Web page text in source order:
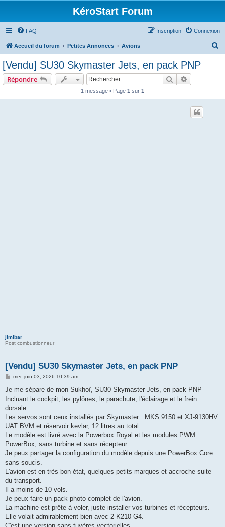
KéroStart Forum
FAQ Connexion
Inscription
Accueil du forum Petites Annonces Avions
[Vendu] SU30 Skymaster Jets, en pack PNP
Répondre Rechercher
1 message • Page 1 sur 1
jimibar
Post combustionneur
[Vendu] SU30 Skymaster Jets, en pack PNP
M
s
a
g
mer. juin 03, 2026 10:39 am
Je me sépare de mon Sukhoï, SU30 Skymaster Jets, en pack PNP
Incluant le cockpit, les pylônes, le parachute, l'éclairage et le frein
dorsale.
Les servos sont ceux installés par Skymaster : MKS 9150 et XJ-9130HV.
UAT BVM et réservoir kevlar, 12 litres au total.
Le modèle est livré avec la Powerbox Royal et les modules PWM
PowerBox, sans turbine et sans récepteur.
Je peux partager la configuration du modèle depuis une PowerBox Core
sans soucis.
L'avion est en très bon état, quelques petits marques et accroche suite
du transport.
Il a moins de 10 vols.
Je peux faire un pack photo complet de l'avion.
La machine est prête à voler, juste installer vos turbines et récepteurs.
Elle volait admirablement bien avec 2 K210 G4.